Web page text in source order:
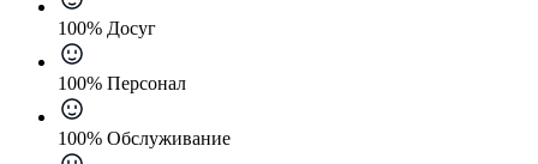
100% Досуг
100% Персонал
100% Обслуживание